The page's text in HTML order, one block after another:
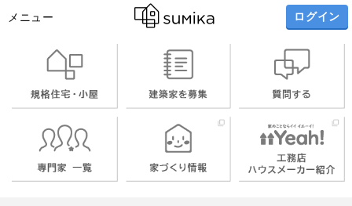
メニュー ログイン